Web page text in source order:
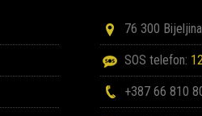
76 300
SOS telefon:
+387 66 810